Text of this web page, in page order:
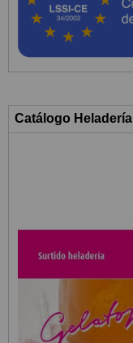
Catálogo Heladería